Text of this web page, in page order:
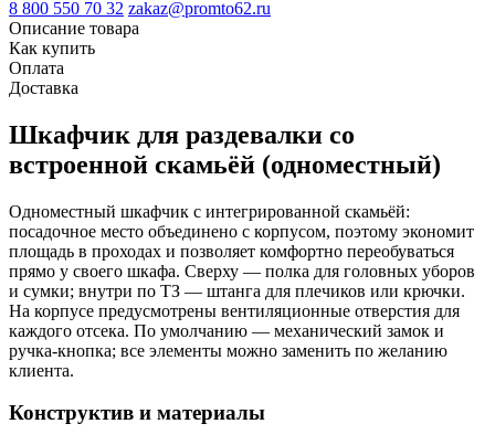
8 800 550 70 32 zakaz@promto62.ru
Описание товара
Как купить
Оплата
Доставка
Шкафчик для раздевалки со
встроенной скамьёй (одноместный)
Одноместный шкафчик с интегрированной скамьёй:
посадочное место объединено с корпусом, поэтому экономит
площадь в проходах и позволяет комфортно переобуваться
прямо у своего шкафа. Сверху — полка для головных уборов
и сумки; внутри по ТЗ — штанга для плечиков или крючки.
На корпусе предусмотрены вентиляционные отверстия для
каждого отсека. По умолчанию — механический замок и
ручка-кнопка; все элементы можно заменить по желанию
клиента.
Конструктив и материалы